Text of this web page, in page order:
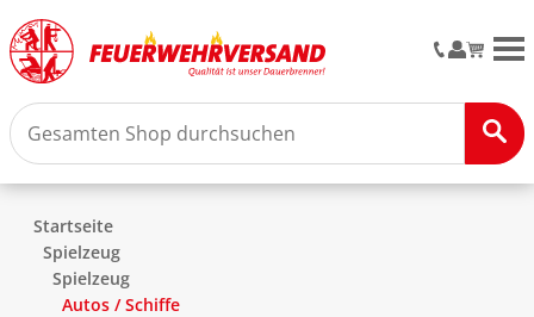
Startseite
Spielzeug
Spielzeug
Autos / Schiffe